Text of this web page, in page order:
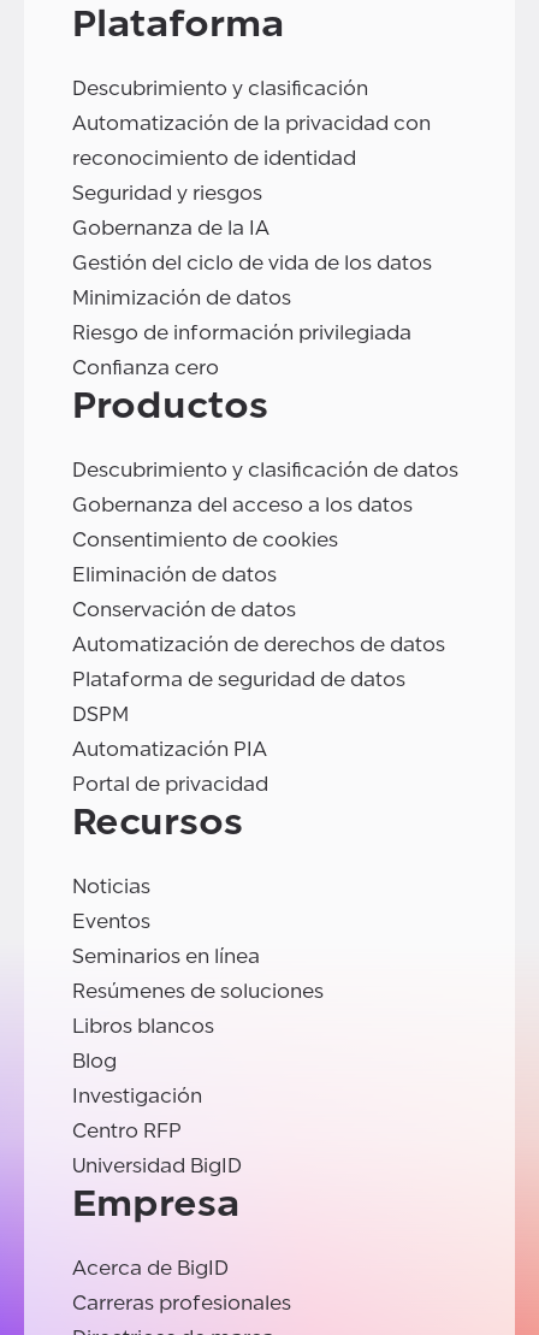
Plataforma
Descubrimiento y clasificación
Automatización de la privacidad con
reconocimiento de identidad
Seguridad y riesgos
Gobernanza de la IA
Gestión del ciclo de vida de los datos
Minimización de datos
Riesgo de información privilegiada
Confianza cero
Productos
Descubrimiento y clasificación de datos
Gobernanza del acceso a los datos
Consentimiento de cookies
Eliminación de datos
Conservación de datos
Automatización de derechos de datos
Plataforma de seguridad de datos
DSPM
Automatización PIA
Portal de privacidad
Recursos
Noticias
Eventos
Seminarios en línea
Resúmenes de soluciones
Libros blancos
Blog
Investigación
Centro RFP
Universidad BigID
Empresa
Acerca de BigID
Carreras profesionales